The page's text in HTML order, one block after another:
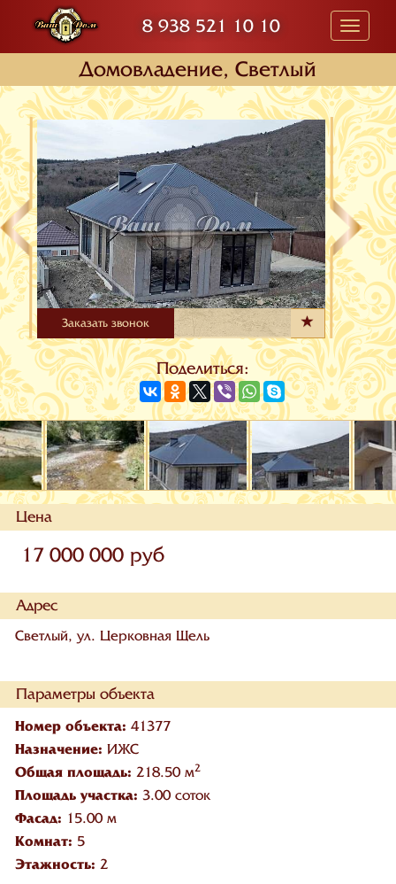
8 938 521 10 10
Toggle
Домовладение, Светлый
Заказать звонок
Поделиться:
Цена
17 000 000 руб
Адрес
Светлый, ул. Церковная Щель
Параметры объекта
Номер объекта: 41377
Назначение: ИЖС
Общая площадь: 218.50 м2
Площадь участка: 3.00 соток
Фасад: 15.00 м
Комнат: 5
Этажность: 2